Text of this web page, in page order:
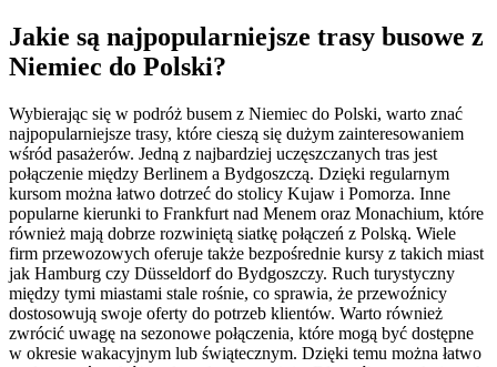
Jakie są najpopularniejsze trasy busowe z
Niemiec do Polski?
Wybierając się w podróż busem z Niemiec do Polski, warto znać
najpopularniejsze trasy, które cieszą się dużym zainteresowaniem
wśród pasażerów. Jedną z najbardziej uczęszczanych tras jest
połączenie między Berlinem a Bydgoszczą. Dzięki regularnym
kursom można łatwo dotrzeć do stolicy Kujaw i Pomorza. Inne
popularne kierunki to Frankfurt nad Menem oraz Monachium, które
również mają dobrze rozwiniętą siatkę połączeń z Polską. Wiele
firm przewozowych oferuje także bezpośrednie kursy z takich miast
jak Hamburg czy Düsseldorf do Bydgoszczy. Ruch turystyczny
między tymi miastami stale rośnie, co sprawia, że przewoźnicy
dostosowują swoje oferty do potrzeb klientów. Warto również
zwrócić uwagę na sezonowe połączenia, które mogą być dostępne
w okresie wakacyjnym lub świątecznym. Dzięki temu można łatwo